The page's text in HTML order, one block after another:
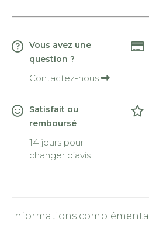
Vous avez une
question ?
Contactez-nous
Satisfait ou
remboursé
14 jours pour
changer d’avis
Informations